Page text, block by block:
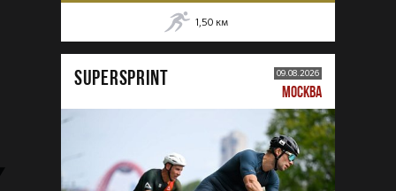
1,50 км
SUPERSPRINT 09.08.2026
МОСКВА